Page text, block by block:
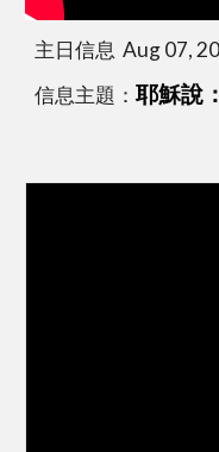
主日信息  Aug 07,
信息主題：耶穌說